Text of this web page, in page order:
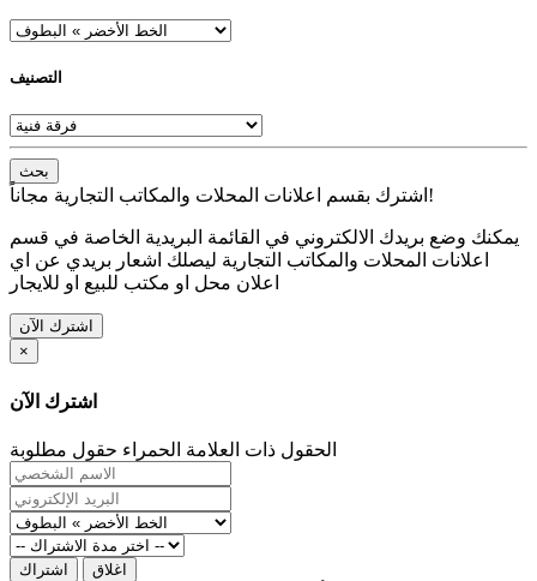
التصنيف
بحث
اشترك بقسم اعلانات المحلات والمكاتب التجارية مجاناً!
يمكنك وضع بريدك الالكتروني في القائمة البريدية الخاصة في قسم
اعلانات المحلات والمكاتب التجارية ليصلك اشعار بريدي عن اي
اعلان محل او مكتب للبيع او للايجار
اشترك الآن
×
اشترك الآن
الحقول ذات العلامة الحمراء حقول مطلوبة
اشتراك اغلاق